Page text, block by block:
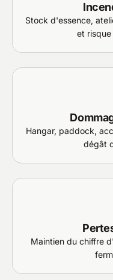
Stock d'essence,
et
Hangar, paddock,
dégât
Maintien du chiffre